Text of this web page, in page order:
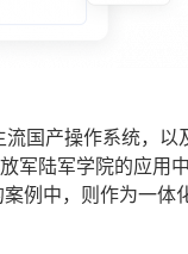
国产操作系统，以
军陆军学院的应用
例中，则作为一体